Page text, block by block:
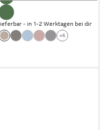
lieferbar - in 1-2 Werktagen bei dir
+6